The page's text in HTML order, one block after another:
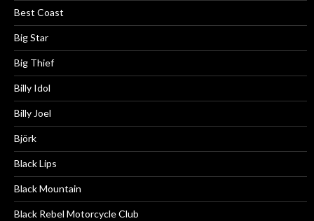
Best Coast
Big Star
Big Thief
Billy Idol
Billy Joel
Björk
Black Lips
Black Mountain
Black Rebel Motorcycle Club